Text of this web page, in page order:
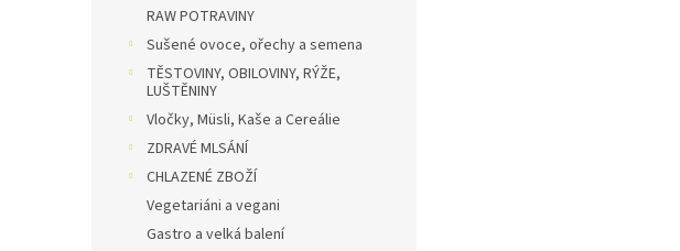
RAW POTRAVINY
Sušené ovoce, ořechy a semena
TĚSTOVINY, OBILOVINY, RÝŽE,
LUŠTĚNINY
Vločky, Müsli, Kaše a Cereálie
ZDRAVÉ MLSÁNÍ
CHLAZENÉ ZBOŽÍ
Vegetariáni a vegani
Gastro a velká balení